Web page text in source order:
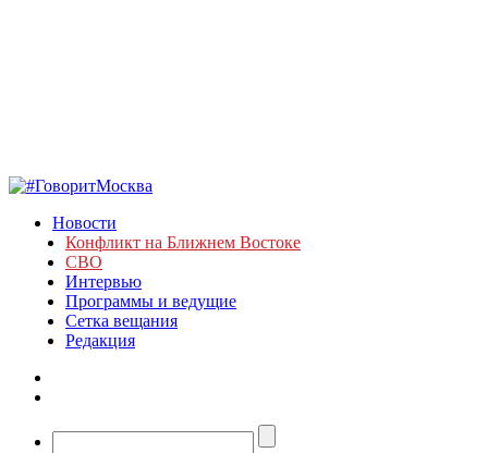
Новости
Конфликт на Ближнем Востоке
СВО
Интервью
Программы и ведущие
Сетка вещания
Редакция